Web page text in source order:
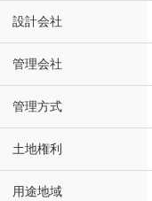
設計会社
管理会社
管理方式
土地権利
用途地域